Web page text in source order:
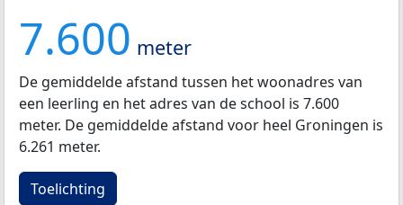
7.600 meter
De gemiddelde afstand tussen het woonadres van
een leerling en het adres van de school is 7.600
meter. De gemiddelde afstand voor heel Groningen is
6.261 meter.
Toelichting